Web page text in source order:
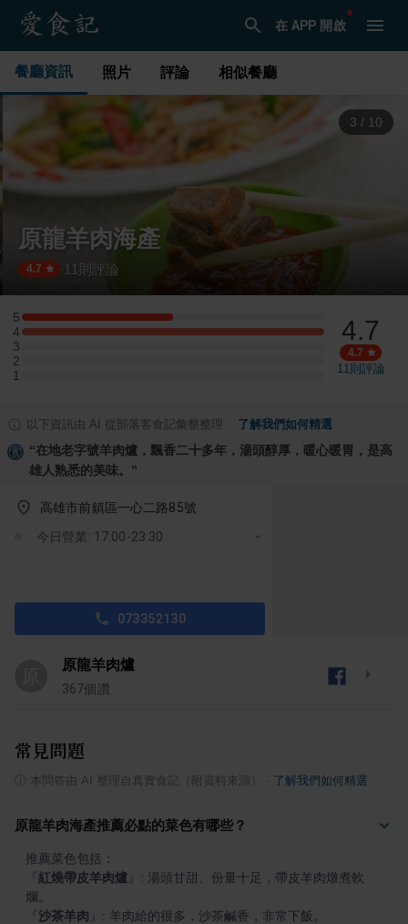
在 APP 開啟
餐廳資訊 照片 評論 相似餐廳
3 / 10
原龍羊肉海產
4.7 11 則評論
5
5 星：1 則評論
4
4 星：2 則評論
3
3 星：0 則評論
2
2 星：0 則評論
1
1 星：0 則評論
4.7
4.7
11則評論
以下資訊由 AI 從部落客食記彙整整理 了解我們如何精選
“在地老字號羊肉爐，飄香二十多年，湯頭醇厚，暖心暖胃，是高
雄人熟悉的美味。 ”
高雄市前鎮區一心二路85號
今日營業: 17:00-23:30
073352130
原龍羊肉爐
367個讚
常見問題
本問答由 AI 整理自真實食記（附資料來源） 了解我們如何精選
原龍羊肉海產推薦必點的菜色有哪些？
紅燒帶皮羊肉爐
: 湯頭甘甜、份量十足，帶皮羊肉燉煮軟
沙茶羊肉